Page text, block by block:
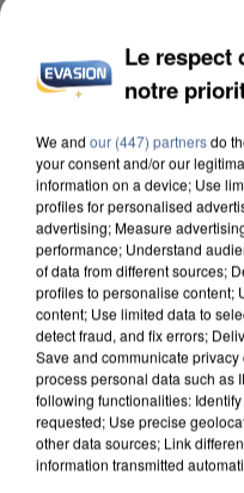
7 août 2026
Un second cadre de
Algérie
Le respect
notre
We and our (447) partnersdo
your consent and/or our
information on a device; Use
profiles for personalised
advertising; Measure
performance; Understand
of data from different sources;
profiles to personalise content;
content; Use limited data to
detect fraud, and fix errors;
Save and communicate
process personal data such as
following functionalities:
requested; Use precise
other data sources; Link
information transmitted